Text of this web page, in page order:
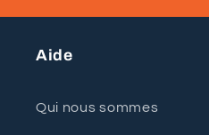
Aide
Qui nous sommes